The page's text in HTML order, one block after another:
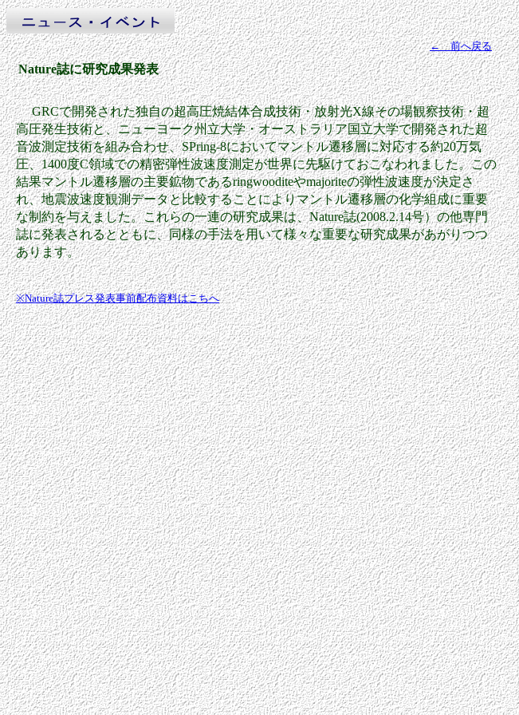
GRCで開発された独自の超高圧焼結体合成技術・放射光X線その場観察技術・超
高圧発生技術と、ニューヨーク州立大学・オーストラリア国立大学で開発された超
音波測定技術を組み合わせ、SPring-8においてマントル遷移層に対応する約20万気
圧、1400度C領域での精密弾性波速度測定が世界に先駆けておこなわれました。この
結果マントル遷移層の主要鉱物であるringwooditeやmajoriteの弾性波速度が決定さ
れ、地震波速度観測データと比較することによりマントル遷移層の化学組成に重要
な制約を与えました。これらの一連の研究成果は、Nature誌(2008.2.14号）の他専門
誌に発表されるとともに、同様の手法を用いて様々な重要な研究成果があがりつつ
あります。
※Nature誌プレス発表事前配布資料はこちへ
Nature誌に研究成果発表
← 前へ戻る